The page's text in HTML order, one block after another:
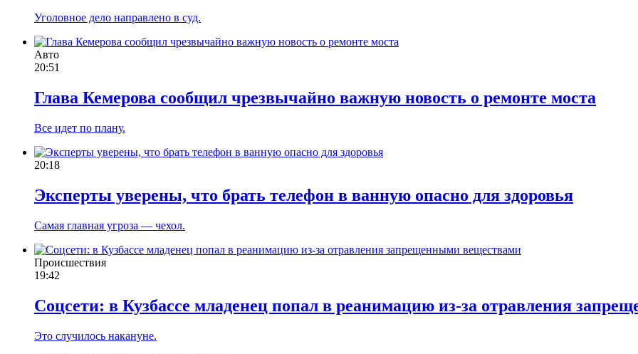
Уголовное дело направлено в суд.
Авто
20:51
Глава Кемерова сообщил чрезвычайно важную новость о ремонте моста
Все идет по плану.
20:18
Эксперты уверены, что брать телефон в ванную опасно для здоровья
Самая главная угроза — чехол.
Происшествия
19:42
Соцсети: в Кузбассе младенец попал в реанимацию из-за отравления
Это случилось накануне.